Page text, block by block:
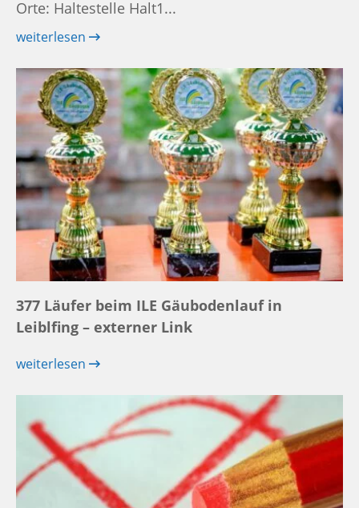
Orte: Haltestelle Halt1...
weiterlesen
377 Läufer beim ILE Gäubodenlauf in
Leiblfing – externer Link
weiterlesen